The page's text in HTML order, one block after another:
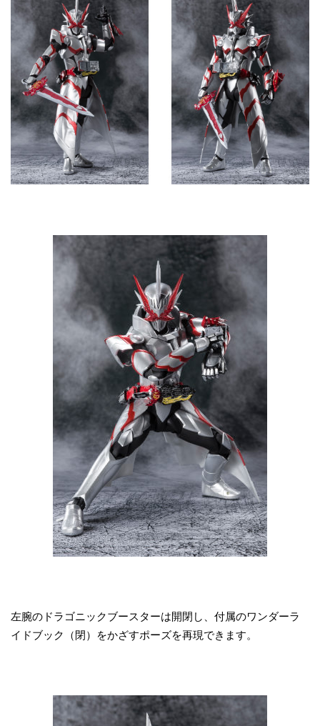
左腕のドラゴニックブースターは開閉し、付属のワンダーラ
イドブック（閉）をかざすポーズを再現できます。